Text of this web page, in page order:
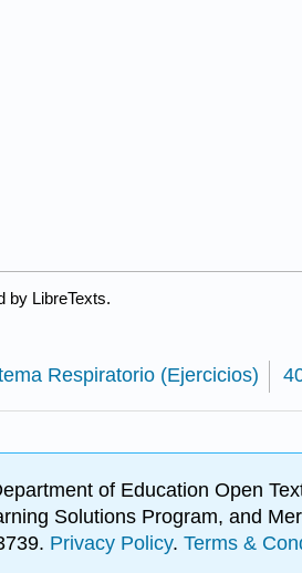
by LibreTexts.
Respiratorio (Ejercicios)
of Education Open
Solutions Program, and
Privacy Policy. Terms &